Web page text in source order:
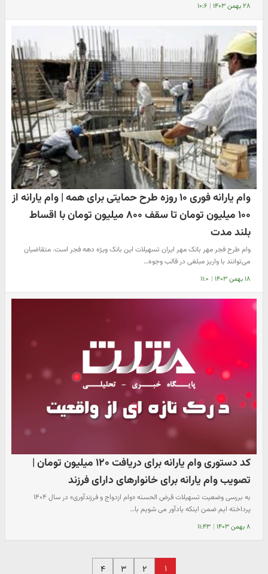
۲۸ بهمن ۱۴۰۳ | ۱۰:۶
وام یارانه فوری ۱۰ روزه طرح حمایتی برای همه | وام یارانه از
۱۰۰ میلیون تومان تا سقف ۸۰۰ میلیون تومان با اقساط
بلند مدت
وام طرح فجر مهر بانک مهر ایران تسهیلات این بانک ویژه دهه فجر است. متقاضیان
می‌توانند با واریز مبلغی در قالب وجوه…
۱۸ بهمن ۱۴۰۳ | ۱۱:۰
کد دستوری وام یارانه برای دریافت ۱۲۰ میلیون تومان |
تصویب وام یارانه برای خانوارهای دارای فرزند
به بررسی وضعیت تسهیلات قرض‌‌‌ الحسنه «وام ازدواج و فرزندآوری» در سال ۱۴۰۴
پرداخته ایم ضمن اینکه یادآور می شویم با…
۸ بهمن ۱۴۰۳ | ۱۱:۴۳
۱ ۲ ۳ ۴